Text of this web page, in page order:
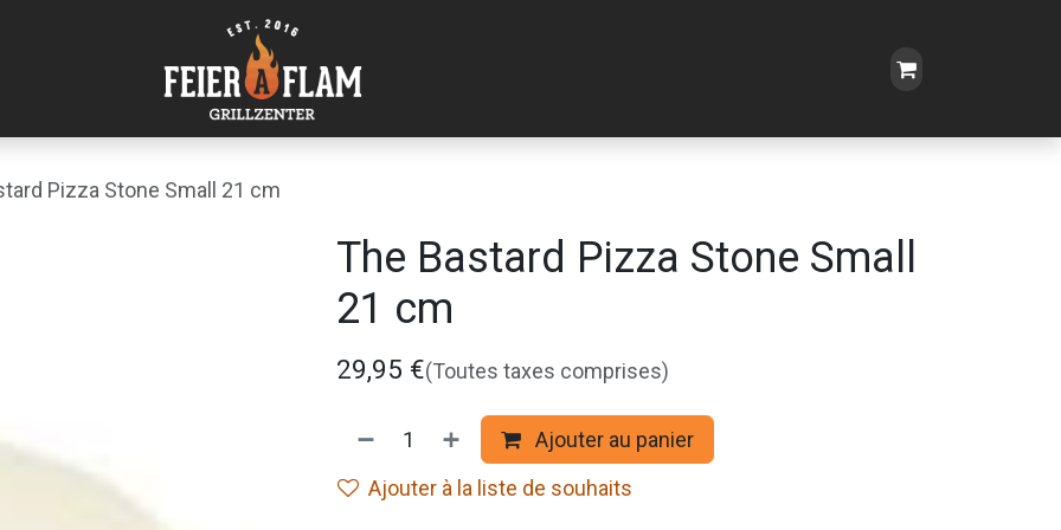
Pizza Stone Small 21 cm
The Bastard Pizza Stone Small
21 cm
29,95 €(Toutes taxes comprises)
Ajouter au panier
Ajouter à la liste de souhaits